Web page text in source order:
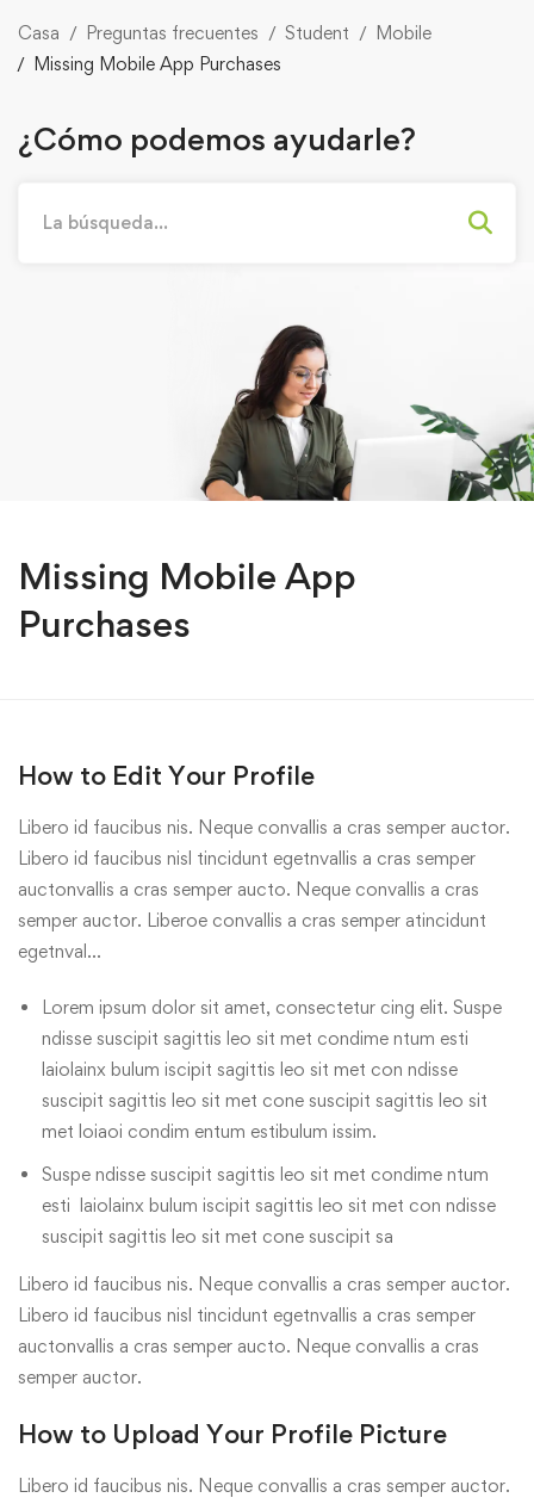
Casa Preguntas frecuentes Student
Mobile
Missing Mobile App Purchases
¿Cómo podemos ayudarle?
Missing Mobile App
Purchases
How to Edit Your Profile
Libero id faucibus nis. Neque convallis a cras semper auctor.
Libero id faucibus nisl tincidunt egetnvallis a cras semper
auctonvallis a cras semper aucto. Neque convallis a cras
semper auctor. Liberoe convallis a cras semper atincidunt
egetnval…
Lorem ipsum dolor sit amet, consectetur cing elit. Suspe
ndisse suscipit sagittis leo sit met condime ntum esti
laiolainx bulum iscipit sagittis leo sit met con ndisse
suscipit sagittis leo sit met cone suscipit sagittis leo sit
met loiaoi condim entum estibulum issim.
Suspe ndisse suscipit sagittis leo sit met condime ntum
esti laiolainx bulum iscipit sagittis leo sit met con ndisse
suscipit sagittis leo sit met cone suscipit sa
Libero id faucibus nis. Neque convallis a cras semper auctor.
Libero id faucibus nisl tincidunt egetnvallis a cras semper
auctonvallis a cras semper aucto. Neque convallis a cras
semper auctor.
How to Upload Your Profile Picture
Libero id faucibus nis. Neque convallis a cras semper auctor.